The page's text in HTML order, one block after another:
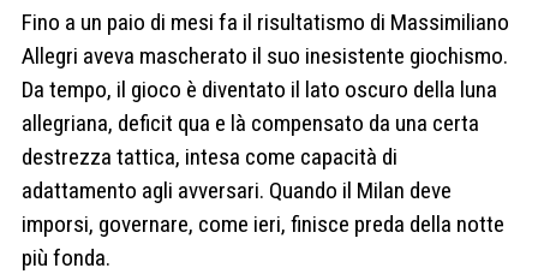
Fino a un paio di mesi fa il risultatismo di Massimiliano
Allegri aveva mascherato il suo inesistente giochismo.
Da tempo, il gioco è diventato il lato oscuro della luna
allegriana, deficit qua e là compensato da una certa
destrezza tattica, intesa come capacità di
adattamento agli avversari. Quando il Milan deve
imporsi, governare, come ieri, finisce preda della notte
più fonda.